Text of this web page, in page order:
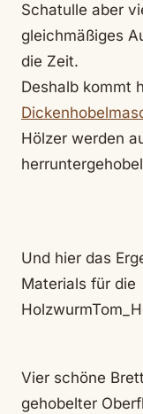
Schatulle aber
gleichmäßiges
die Zeit.
Deshalb kommt
Hölzer werden
Und hier das
Materials für die
Vier schöne
gehobelter